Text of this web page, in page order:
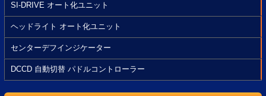
SI-DRIVE オート化ユニット
ヘッドライト オート化ユニット
センターデフインジケーター
DCCD 自動切替 パドルコントローラー